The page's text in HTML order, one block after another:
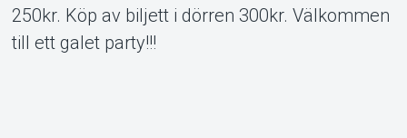
250kr. Köp av biljett i dörren 300kr. Välkommen
till ett galet party!!!